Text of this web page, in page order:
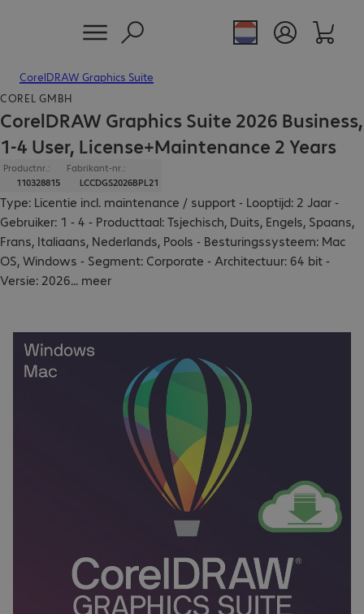
CorelDRAW Graphics Suite
COREL GMBH
CorelDRAW Graphics Suite 2026 Business,
1-4 User, License+Maintenance 2 Years
Productnr.:
110328815
Fabrikant-nr.:
LCCDGS2026BPL21
Type: Licentie incl. maintenance / support - Looptijd: 2 Jaar -
Gebruiker: 1 - 4 - Producttaal: Tsjechisch, Duits, Engels, Spaans,
Frans, Italiaans, Nederlands, Pools - Besturingssysteem: Mac
OS, Windows - Segment: Corporate - Architectuur: 64 bit -
Versie: 2026... meer